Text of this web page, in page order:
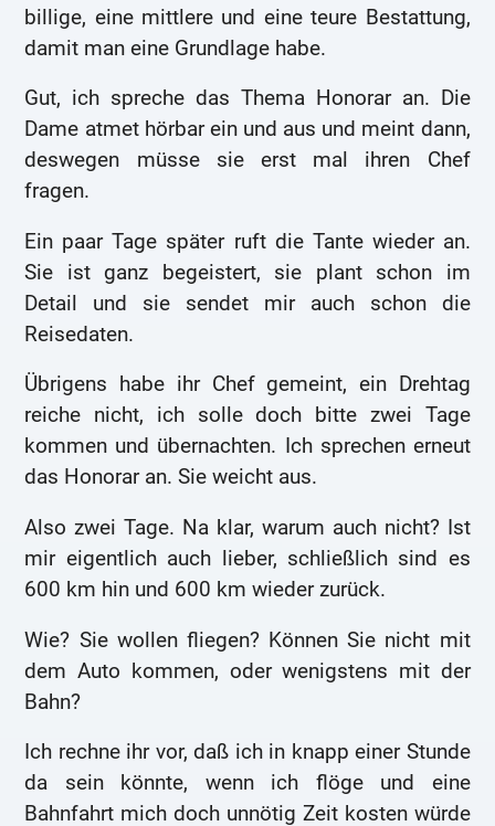
billige, eine mittlere und eine teure Bestattung,
damit man eine Grundlage habe.
Gut, ich spreche das Thema Honorar an. Die
Dame atmet hörbar ein und aus und meint dann,
deswegen müsse sie erst mal ihren Chef
fragen.
Ein paar Tage später ruft die Tante wieder an.
Sie ist ganz begeistert, sie plant schon im
Detail und sie sendet mir auch schon die
Reisedaten.
Übrigens habe ihr Chef gemeint, ein Drehtag
reiche nicht, ich solle doch bitte zwei Tage
kommen und übernachten. Ich sprechen erneut
das Honorar an. Sie weicht aus.
Also zwei Tage. Na klar, warum auch nicht? Ist
mir eigentlich auch lieber, schließlich sind es
600 km hin und 600 km wieder zurück.
Wie? Sie wollen fliegen? Können Sie nicht mit
dem Auto kommen, oder wenigstens mit der
Bahn?
Ich rechne ihr vor, daß ich in knapp einer Stunde
da sein könnte, wenn ich flöge und eine
Bahnfahrt mich doch unnötig Zeit kosten würde